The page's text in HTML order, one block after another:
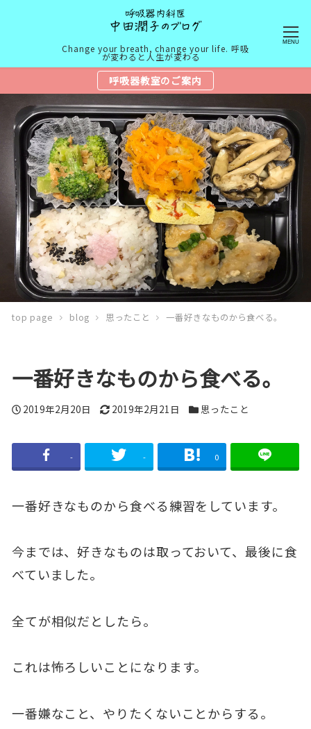
Change your breath, change your life. 呼吸
が変わると人生が変わる
MENU
呼吸器教室のご案内
top page blog 思ったこと 一番好きなものから食べる。
一番好きなものから食べる。
投
2019年2月20日
更
日
2019年2月21日
カ
ゴ
リ
思ったこと
- - 0
一番好きなものから食べる練習をしています。
今までは、好きなものは取っておいて、最後に食
べていました。
全てが相似だとしたら。
これは怖ろしいことになります。
一番嫌なこと、やりたくないことからする。